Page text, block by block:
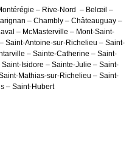
– Rive-Nord – Belœil –
– Chambly – Châteauguay –
– McMasterville – Mont-Saint-
Saint-Antoine-sur-Richelieu – Saint-
– Sainte-Catherine – Saint-
Isidore – Sainte-Julie – Saint-
Mathias-sur-Richelieu – Saint-
– Saint-Hubert